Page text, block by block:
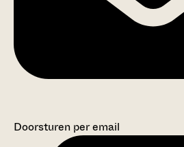
Doorsturen per email